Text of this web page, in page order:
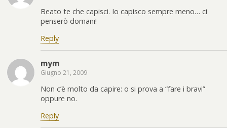
Beato te che capisci. Io capisco sempre meno… ci
penserò domani!
Reply
mym
Giugno 21, 2009
Non c’è molto da capire: o si prova a “fare i bravi”
oppure no.
Reply